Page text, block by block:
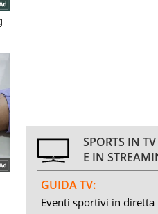
SPORTS IN TV
E IN
GUIDA TV:
Eventi sportivi in diretta